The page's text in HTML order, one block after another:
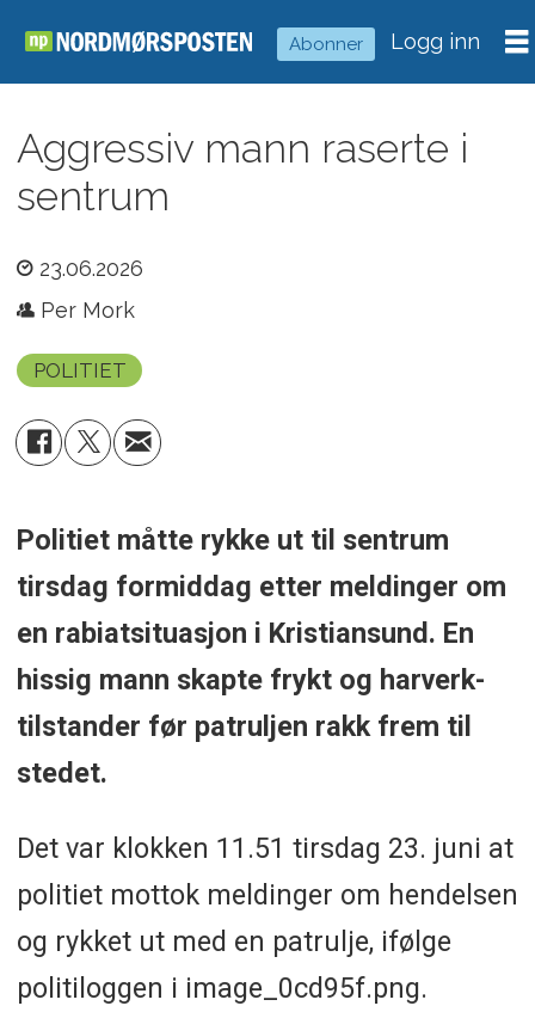
Abonner Logg inn
Aggressiv mann raserte i
sentrum
23.06.2026
Per Mork
POLITIET
Politiet måtte rykke ut til sentrum
tirsdag formiddag etter meldinger om
en rabiatsituasjon i Kristiansund. En
hissig mann skapte frykt og harverk-
tilstander før patruljen rakk frem til
stedet.
Det var klokken 11.51 tirsdag 23. juni at
politiet mottok meldinger om hendelsen
og rykket ut med en patrulje, ifølge
politiloggen i image_0cd95f.png.